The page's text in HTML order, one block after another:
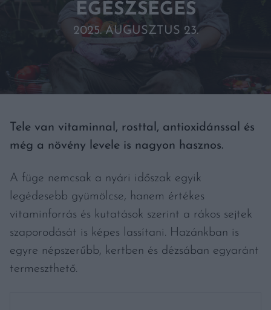
EGÉSZSÉGES
2025. AUGUSZTUS 23.
Tele van vitaminnal, rosttal, antioxidánssal és
még a növény levele is nagyon hasznos.
A füge nemcsak a nyári időszak egyik
legédesebb gyümölcse, hanem értékes
vitaminforrás és kutatások szerint a rákos sejtek
szaporodását is képes lassítani. Hazánkban is
egyre népszerűbb, kertben és dézsában egyaránt
termeszthető.